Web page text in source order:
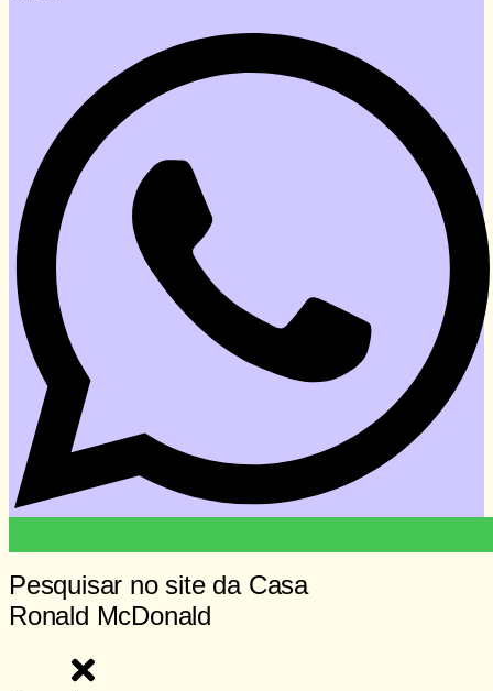
Pesquisar no site da Casa
Ronald McDonald